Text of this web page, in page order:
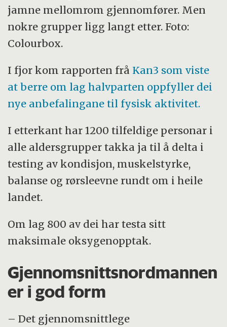
jamne mellomrom gjennomfører. Men
nokre grupper ligg langt etter. Foto:
Colourbox.
I fjor kom rapporten frå Kan3 som viste
at berre om lag halvparten oppfyller dei
nye anbefalingane til fysisk aktivitet.
I etterkant har 1200 tilfeldige personar i
alle aldersgrupper takka ja til å delta i
testing av kondisjon, muskelstyrke,
balanse og rørsleevne rundt om i heile
landet.
Om lag 800 av dei har testa sitt
maksimale oksygenopptak.
Gjennomsnittsnordmannen
er i god form
– Det gjennomsnittlege